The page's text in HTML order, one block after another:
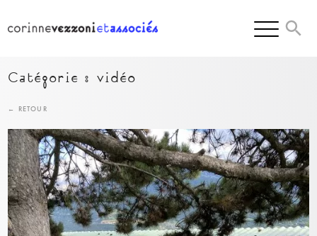
content
Catégorie : vidéo
← RETOUR